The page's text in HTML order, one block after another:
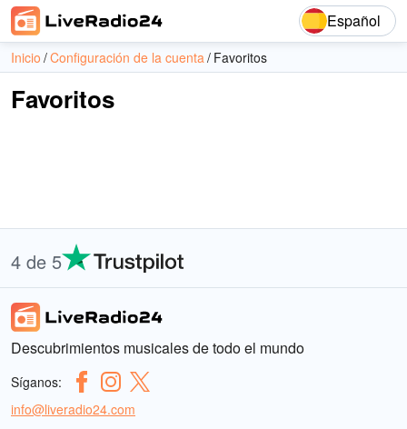
Español
Inicio Configuración de la cuenta Favoritos
Favoritos
4 de 5
Descubrimientos musicales de todo el mundo
Síganos:
info@liveradio24.com